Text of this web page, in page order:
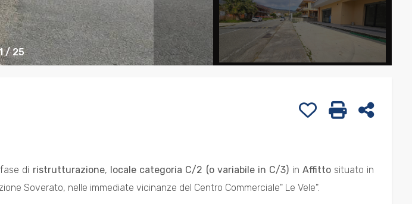
/ 25
Stampa:
Preferiti: Cod. 73
di ristrutturazione, locale categoria C/2 (o variabile in C/3) in Affittosituato in
Soverato, nelle immediate vicinanze del Centro Commerciale" Le Vele".